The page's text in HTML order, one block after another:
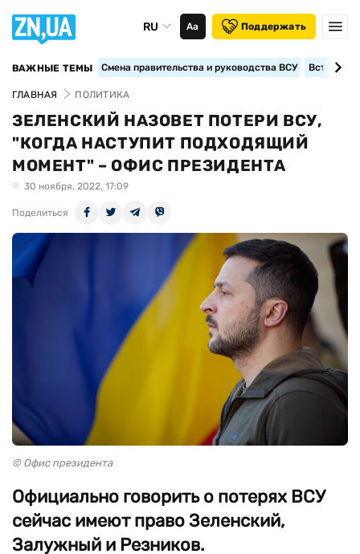
RU Аа Поддержать
ВАЖНЫЕ ТЕМЫ Смена правительства и руководства ВСУ
ГЛАВНАЯ ПОЛИТИКА
ЗЕЛЕНСКИЙ НАЗОВЕТ ПОТЕРИ ВСУ,
"КОГДА НАСТУПИТ ПОДХОДЯЩИЙ
МОМЕНТ" – ОФИС ПРЕЗИДЕНТА
30 ноября, 2022, 17:09
Поделиться
© Офис президента
Официально говорить о потерях ВСУ
сейчас имеют право Зеленский,
Залужный и Резников.